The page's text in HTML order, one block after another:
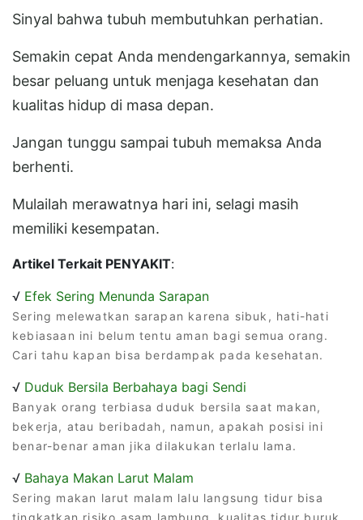
Sinyal bahwa tubuh membutuhkan perhatian.
Semakin cepat Anda mendengarkannya, semakin
besar peluang untuk menjaga kesehatan dan
kualitas hidup di masa depan.
Jangan tunggu sampai tubuh memaksa Anda
berhenti.
Mulailah merawatnya hari ini, selagi masih
memiliki kesempatan.
Artikel Terkait PENYAKIT:
√ Efek Sering Menunda Sarapan
Sering melewatkan sarapan karena sibuk, hati-hati
kebiasaan ini belum tentu aman bagi semua orang.
Cari tahu kapan bisa berdampak pada kesehatan.
√ Duduk Bersila Berbahaya bagi Sendi
Banyak orang terbiasa duduk bersila saat makan,
bekerja, atau beribadah, namun, apakah posisi ini
benar-benar aman jika dilakukan terlalu lama.
√ Bahaya Makan Larut Malam
Sering makan larut malam lalu langsung tidur bisa
tingkatkan risiko asam lambung, kualitas tidur buruk,